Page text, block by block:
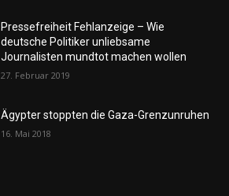
Pressefreiheit Fehlanzeige – Wie
deutsche Politiker unliebsame
Journalisten mundtot machen wollen
27. Februar 2019
Ägypter stoppten die Gaza-Grenzunruhen
16. Mai 2018